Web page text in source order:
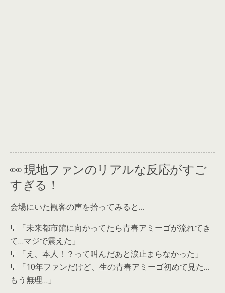
👀 現地ファンのリアルな反応がすご
すぎる！
会場にいた観客の声を拾ってみると…
💬「未来都市館に向かってたら青春アミーゴが流れてき
て…マジで震えた」
💬「え、本人！？って叫んだあと涙止まらなかった」
💬「10年ファンだけど、生の青春アミーゴ初めて見た…
もう無理…」